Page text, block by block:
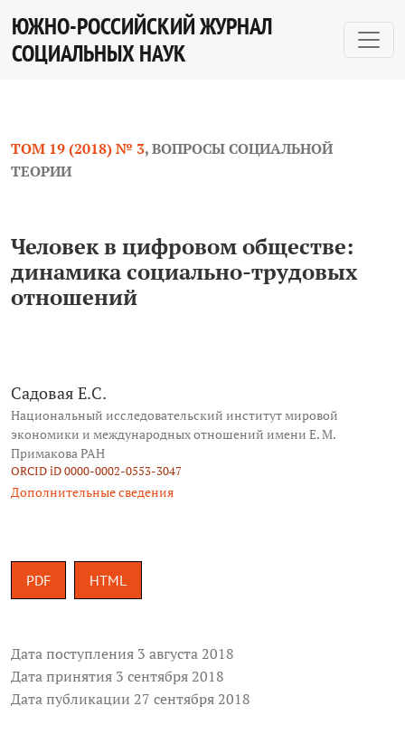
Человек в цифровом обществе: динамика
ЮЖНО-РОССИЙСКИЙ ЖУРНАЛ
СОЦИАЛЬНЫХ НАУК
ТОМ 19 (2018) № 3,ВОПРОСЫ СОЦИАЛЬНОЙ
ТЕОРИИ
Человек в цифровом обществе:
динамика социально-трудовых
отношений
Садовая Е.С.
Национальный исследовательский институт мировой
экономики и международных отношений имени Е. М.
Примакова РАН
ORCID iD 0000-0002-0553-3047
Дополнительные сведения
PDF HTML
Дата поступления 3 августа 2018
Дата принятия 3 сентября 2018
Дата публикации 27 сентября 2018